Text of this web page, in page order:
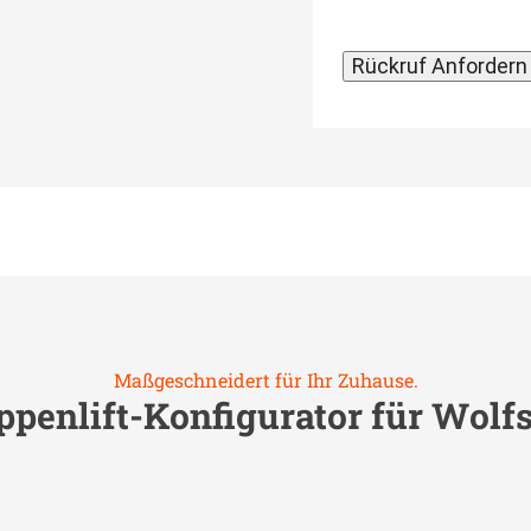
Maßgeschneidert für Ihr Zuhause.
Konfigurator für